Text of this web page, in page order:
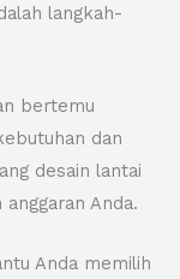
langkah-
bertemu
dan
desain lantai
Anda.
Anda memilih